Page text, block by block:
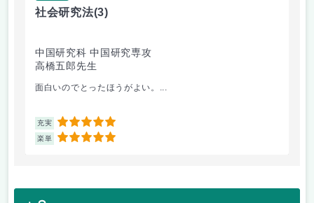
社会研究法(3)
中国研究科 中国研究専攻
高橋五郎先生
面白いのでとったほうがよい。...
充実 5
楽単 5